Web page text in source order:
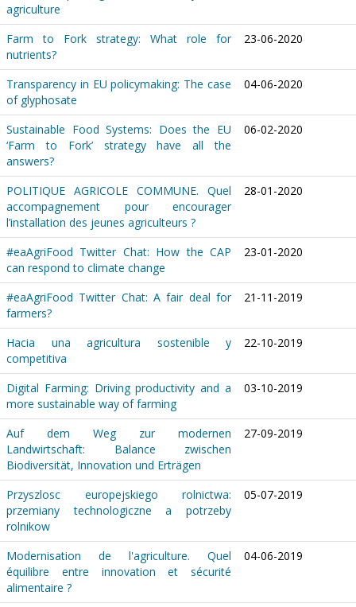
agriculture
Farm to Fork strategy: What role for
nutrients?
23-06-2020
Transparency in EU policymaking: The case
of glyphosate
04-06-2020
Sustainable Food Systems: Does the EU
‘Farm to Fork’ strategy have all the
answers?
06-02-2020
POLITIQUE AGRICOLE COMMUNE. Quel
accompagnement pour encourager
l’installation des jeunes agriculteurs ?
28-01-2020
#eaAgriFood Twitter Chat: How the CAP
can respond to climate change
23-01-2020
#eaAgriFood Twitter Chat: A fair deal for
farmers?
21-11-2019
Hacia una agricultura sostenible y
competitiva
22-10-2019
Digital Farming: Driving productivity and a
more sustainable way of farming
03-10-2019
Auf dem Weg zur modernen
Landwirtschaft: Balance zwischen
Biodiversität, Innovation und Erträgen
27-09-2019
Przyszlosc europejskiego rolnictwa:
przemiany technologiczne a potrzeby
rolnikow
05-07-2019
Modernisation de l'agriculture. Quel
équilibre entre innovation et sécurité
alimentaire ?
04-06-2019